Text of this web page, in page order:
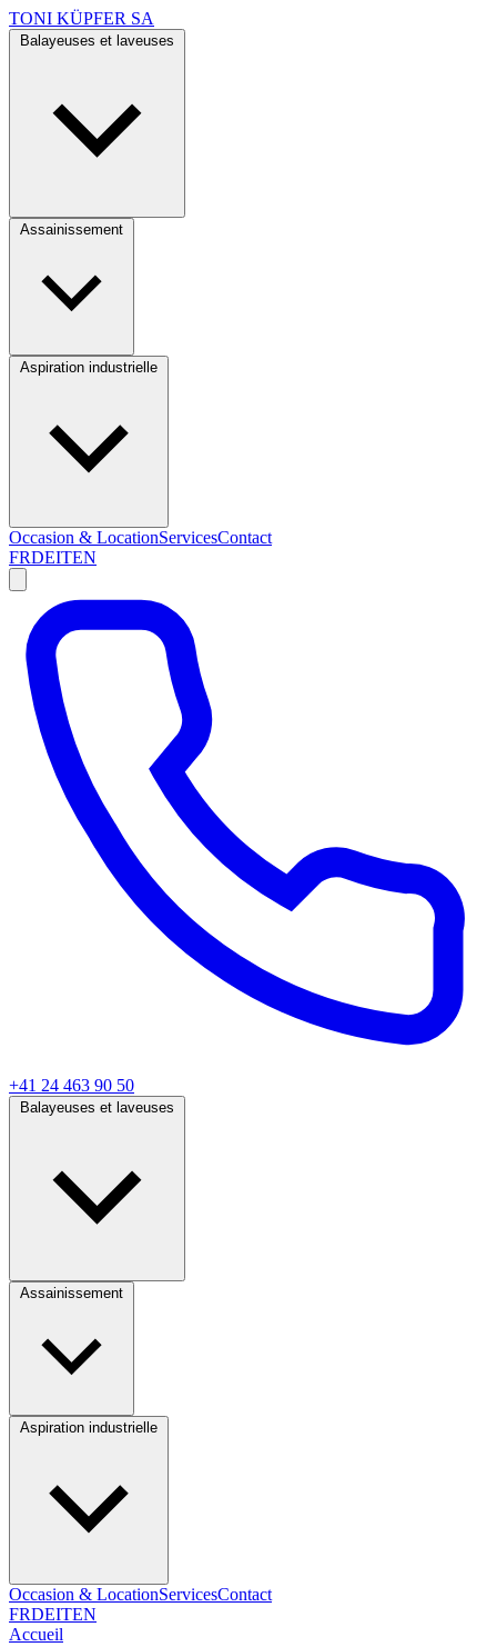
TONI KÜPFER SA
Occasion & LocationServicesContact
FRDEITEN
+41 24 463 90 50
Occasion & LocationServicesContact
FRDEITEN
Accueil